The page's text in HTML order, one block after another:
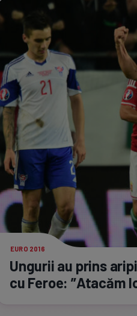
EURO 2016
Ungurii au prins
cu Feroe: ”Atacăm